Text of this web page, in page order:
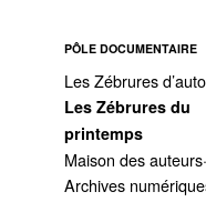
PÔLE DOCUMENTAIRE
Les Zébrures
Les Zébrures du
printemps
Maison des
Archives